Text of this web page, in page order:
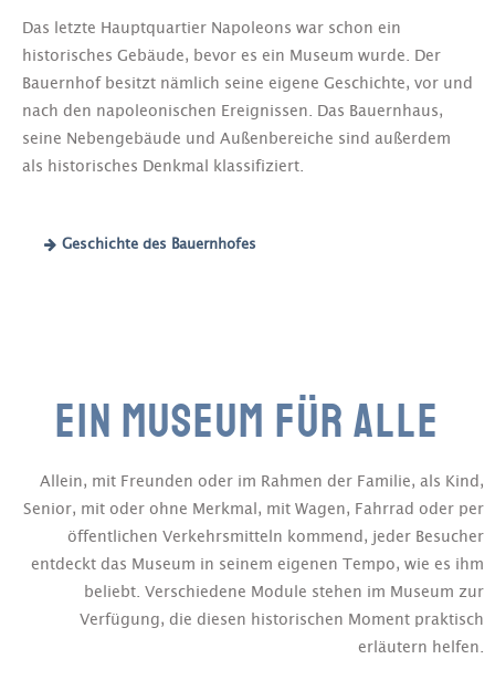
Das letzte Hauptquartier Napoleons war schon ein
historisches Gebäude, bevor es ein Museum wurde. Der
Bauernhof besitzt nämlich seine eigene Geschichte, vor und
nach den napoleonischen Ereignissen. Das Bauernhaus,
seine Nebengebäude und Außenbereiche sind außerdem
als historisches Denkmal klassifiziert.
Geschichte des Bauernhofes
EIN MUSEUM FÜR ALLE
Allein, mit Freunden oder im Rahmen der Familie, als Kind,
Senior, mit oder ohne Merkmal, mit Wagen, Fahrrad oder per
öffentlichen Verkehrsmitteln kommend, jeder Besucher
entdeckt das Museum in seinem eigenen Tempo, wie es ihm
beliebt. Verschiedene Module stehen im Museum zur
Verfügung, die diesen historischen Moment praktisch
erläutern helfen.